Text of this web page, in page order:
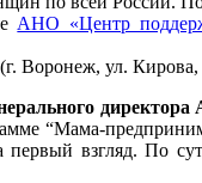
АНО «Центр
Воронеж, ул. Кирова,
“Мама-
взгляд. По